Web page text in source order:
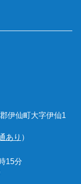
伊仙町大字伊仙1
あり ）
15分